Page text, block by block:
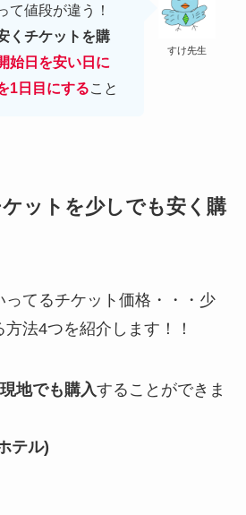
すけ先生
値段が違う！
くチケットを購
始日を安い日に
1日目にする こと
ットを少しでも安く購
てるチケット価格・・・少
法4つを紹介します！！
現地でも購入することができま
テル)